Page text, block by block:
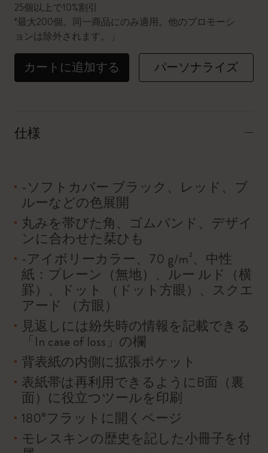
25個以上で10%割引
*最大200個。同一商品にのみ適用。他のプロモーシ
ョンは除外されます。」
カートに追加する パーソナライズ
仕様
-ソフトカバー ブラック、レッド、ブ
ルーなどの色展開
丸みを帯びた角、ゴムバンド、デザイ
ンに合わせた栞ひも
-アイボリーカラー、70 g/m²、中性
紙：プレーン（無地）、ルー ルド（横
罫）、ドット （ドット方眼）、スクエ
アード （方眼）
見返しには紛失時の情報を記載できる
「In case of loss」の欄
背表紙の内側に拡張ポケット
表紙帯は再利用できるようにB面（裏
面）に役立つツールを印刷
180°フラットに開くページ
モレスキンの歴史を記した小冊子を付